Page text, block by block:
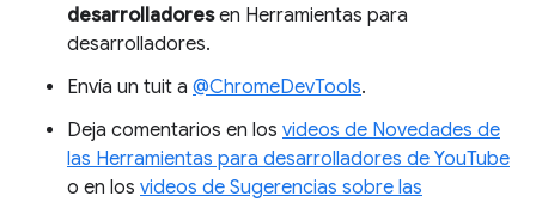
desarrolladoresen Herramientas para
desarrolladores.
Envía un tuit a @ChromeDevTools.
Deja comentarios en los videos de Novedades de
las Herramientas para desarrolladores de YouTube
o en los videos de Sugerencias sobre las